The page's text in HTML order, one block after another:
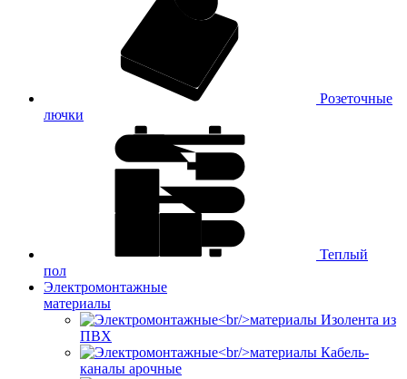
Розеточные
лючки
Теплый
пол
Электромонтажные
материалы
Изолента из
ПВХ
Кабель-
каналы арочные